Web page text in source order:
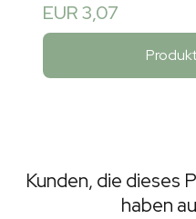
EUR 3,07
Kunden, die dieses
haben